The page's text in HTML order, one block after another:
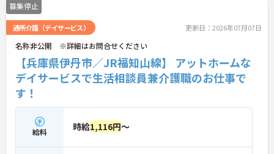
募集停止
通所介護（デイサービス） 更新日：2026年07月07日
名称非公開 ※詳細はお問合せください
【兵庫県伊丹市／JR福知山線】 アットホームな
デイサービスで生活相談員兼介護職のお仕事で
す！
給料 時給1,116円～